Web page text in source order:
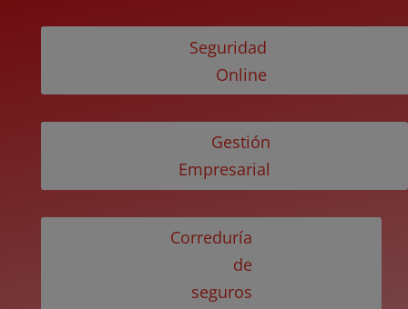
Seguridad
Online
Gestión
Empresarial
Correduría
de
seguros